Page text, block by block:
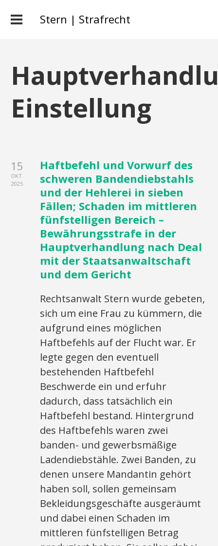
Stern | Strafrecht
Einstellung
15
OKT.
2025
Haftbefehl und Vorwurf des
schweren Bandendiebstahls
und der Hehlerei in sieben
Fällen; Schaden im mittleren
fünfstelligen Bereich –
Bewährungsstrafe in der
Hauptverhandlung nach Deal
mit der Staatsanwaltschaft
und dem Gericht
Rechtsanwalt Stern wurde gebeten,
sich um eine Frau zu kümmern, die
aufgrund eines möglichen
Haftbefehls auf der Flucht war. Er
legte gegen den eventuell
bestehenden Haftbefehl
Beschwerde ein und erfuhr
dadurch, dass tatsächlich ein
Haftbefehl bestand. Hintergrund
des Haftbefehls waren zwei
banden- und gewerbsmäßige
Ladendiebstähle. Zwei Banden, zu
denen unsere Mandantin gehört
haben soll, sollen gemeinsam
Bekleidungsgeschäfte ausgeräumt
und dabei einen Schaden im
mittleren fünfstelligen Betrag